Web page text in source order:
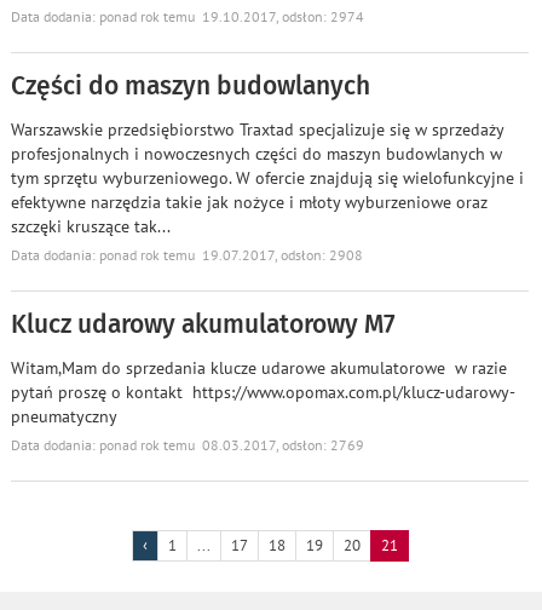
Data dodania: ponad rok temu 19.10.2017, odsłon: 2974
Części do maszyn budowlanych
Warszawskie przedsiębiorstwo Traxtad specjalizuje się w sprzedaży
profesjonalnych i nowoczesnych części do maszyn budowlanych w
tym sprzętu wyburzeniowego. W ofercie znajdują się wielofunkcyjne i
efektywne narzędzia takie jak nożyce i młoty wyburzeniowe oraz
szczęki kruszące tak...
Data dodania: ponad rok temu 19.07.2017, odsłon: 2908
Klucz udarowy akumulatorowy M7
Witam,Mam do sprzedania klucze udarowe akumulatorowe w razie
pytań proszę o kontakt https://www.opomax.com.pl/klucz-udarowy-
pneumatyczny
Data dodania: ponad rok temu 08.03.2017, odsłon: 2769
‹ 1 ... 17 18 19 20 21